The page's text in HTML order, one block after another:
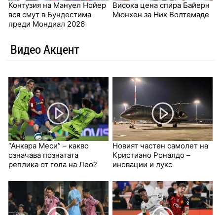
Контузия на Мануел Нойер
вся смут в Бундестима
преди Мондиал 2026
Висока цена спира Байерн
Мюнхен за Ник Волтемаде
Видео Акцент
“Анкара Меси” – какво
означава познатата
реплика от гола на Лео?
Новият частен самолет на
Кристиано Роналдо –
иновации и лукс